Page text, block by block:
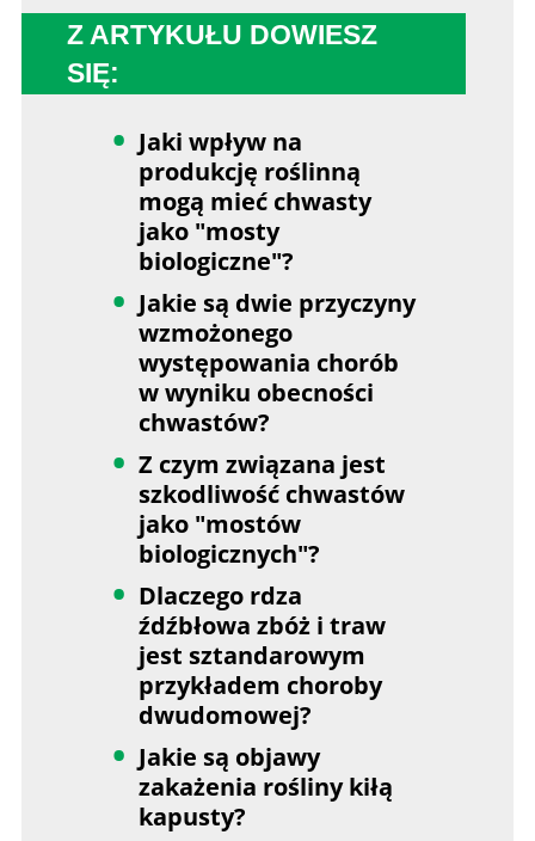
Z ARTYKUŁU DOWIESZ
SIĘ:
Jaki wpływ na
produkcję roślinną
mogą mieć chwasty
jako "mosty
biologiczne"?
Jakie są dwie przyczyny
wzmożonego
występowania chorób
w wyniku obecności
chwastów?
Z czym związana jest
szkodliwość chwastów
jako "mostów
biologicznych"?
Dlaczego rdza
źdźbłowa zbóż i traw
jest sztandarowym
przykładem choroby
dwudomowej?
Jakie są objawy
zakażenia rośliny kiłą
kapusty?